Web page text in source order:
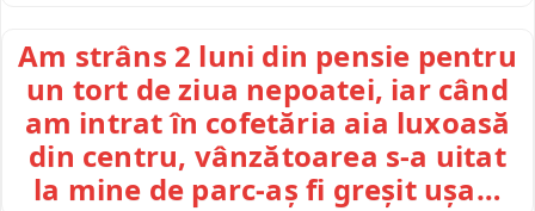
Am strâns 2 luni din pensie pentru
un tort de ziua nepoatei, iar când
am intrat în cofetăria aia luxoasă
din centru, vânzătoarea s-a uitat
la mine de parc-aș fi greșit ușa…